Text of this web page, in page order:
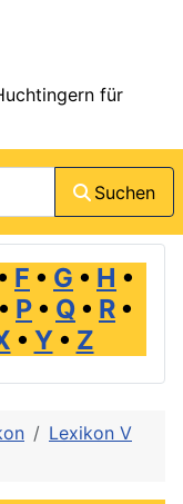
für
Suchen
F • G • H •
• P • Q • R •
• Y• Z
Lexikon V